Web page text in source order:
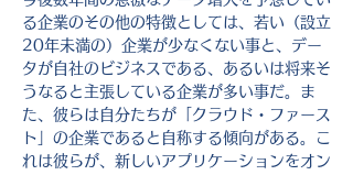
る企業のその他の特徴としては、若い（設立
20年未満の）企業が少なくない事と、デー
タが自社のビジネスである、あるいは将来そ
うなると主張している企業が多い事だ。ま
た、彼らは自分たちが「クラウド・ファース
ト」の企業であると自称する傾向がある。こ
れは彼らが、新しいアプリケーションをオン